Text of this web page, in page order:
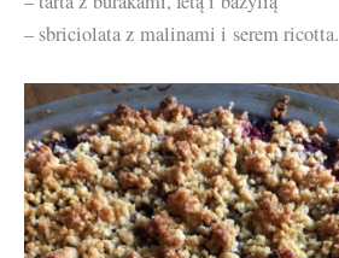
– sbriciolata z malinami i serem ricotta.